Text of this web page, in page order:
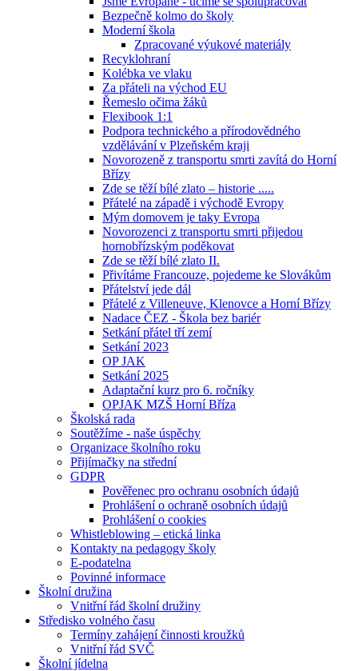
Bezpečně kolmo do školy
Moderní škola
Zpracované výukové materiály
Recyklohraní
Kolébka ve vlaku
Za přáteli na východ EU
Řemeslo očima žáků
Flexibook 1:1
Podpora technického a přírodovědného
vzdělávání v Plzeňském kraji
Novorozeně z transportu smrti zavítá do Horní
Břízy
Zde se těží bílé zlato – historie .....
Přátelé na západě i východě Evropy
Mým domovem je taky Evropa
Novorozenci z transportu smrti přijedou
hornobřízským poděkovat
Zde se těží bílé zlato II.
Přivítáme Francouze, pojedeme ke Slovákům
Přátelství jede dál
Přátelé z Villeneuve, Klenovce a Horní Břízy
Nadace ČEZ - Škola bez bariér
Setkání přátel tří zemí
Setkání 2023
OP JAK
Setkání 2025
Adaptační kurz pro 6. ročníky
OPJAK MZŠ Horní Bříza
Školská rada
Soutěžíme - naše úspěchy
Organizace školního roku
Přijímačky na střední
GDPR
Pověřenec pro ochranu osobních údajů
Prohlášení o ochraně osobních údajů
Prohlášení o cookies
Whistleblowing – etická linka
Kontakty na pedagogy školy
E-podatelna
Povinné informace
Školní družina
Vnitřní řád školní družiny
Středisko volného času
Termíny zahájení činnosti kroužků
Vnitřní řád SVČ
Školní jídelna